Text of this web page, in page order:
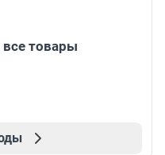
все товары